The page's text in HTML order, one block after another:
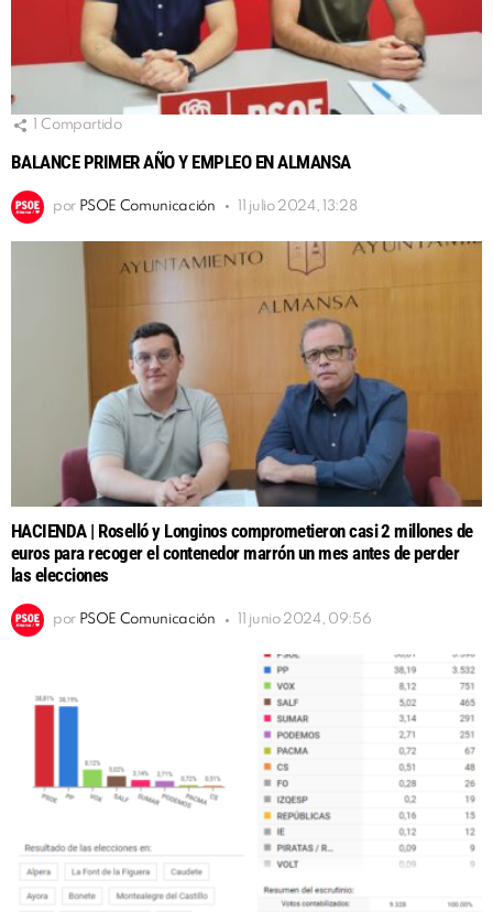
Compartido
BALANCE PRIMER AÑO Y EMPLEO EN ALMANSA
por PSOE Comunicación 11 julio 2024, 13:28
HACIENDA | Roselló y Longinos comprometieron casi 2 millones de
euros para recoger el contenedor marrón un mes antes de perder
las elecciones
por PSOE Comunicación 11 junio 2024, 09:56